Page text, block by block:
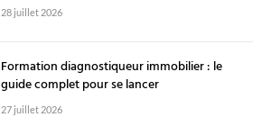
28 juillet 2026
Formation diagnostiqueur immobilier : le
guide complet pour se lancer
27 juillet 2026